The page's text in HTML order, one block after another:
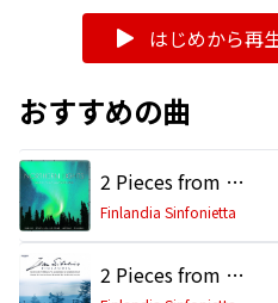
はじめから再
おすすめの曲
2 Pieces from Kuolema, Op. 44: No. 1, Valse triste
Finlandia Sinfonietta
2 Pieces from Kuolema, Op. 44: No. 2, Scene with Cranes